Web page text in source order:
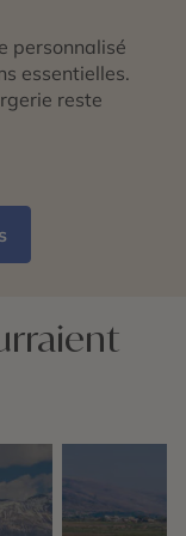
personnalisé
essentielles.
reste